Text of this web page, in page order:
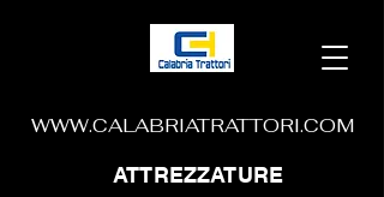
WWW.CALABRIATRATTORI.COM
ATTREZZATURE